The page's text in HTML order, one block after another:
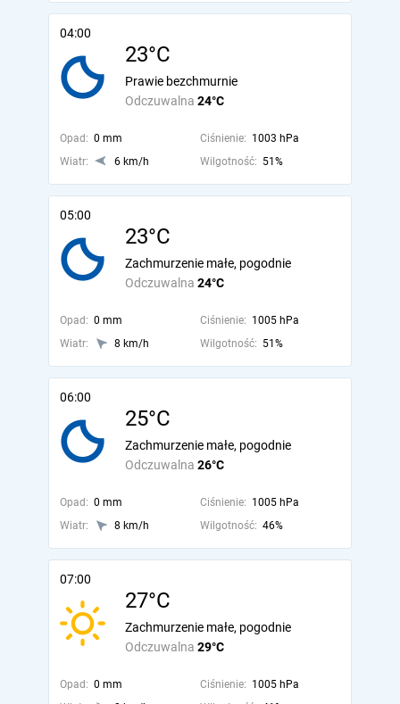
04:00
23°C
Odczuwalna 24°C
Prawie bezchmurnie
Opad: 0 mm Ciśnienie: 1003 hPa
Wiatr:
6 km/h Wilgotność: 51%
05:00
23°C
Odczuwalna 24°C
Zachmurzenie małe, pogodnie
Opad: 0 mm Ciśnienie: 1005 hPa
Wiatr:
8 km/h Wilgotność: 51%
06:00
25°C
Odczuwalna 26°C
Zachmurzenie małe, pogodnie
Opad: 0 mm Ciśnienie: 1005 hPa
Wiatr:
8 km/h Wilgotność: 46%
07:00
27°C
Odczuwalna 29°C
Zachmurzenie małe, pogodnie
Opad: 0 mm Ciśnienie: 1005 hPa